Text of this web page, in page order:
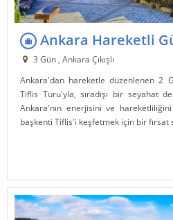
Ankara Hareketli Gürcistan
3 Gün , Ankara Çıkışlı
Ankara'dan hareketle düzenlenen 2
Tiflis Turu'yla, sıradışı bir seyahat
Ankara'nın enerjisini ve hareketliliğini
başkenti Tiflis'i keşfetmek için bir fırsat